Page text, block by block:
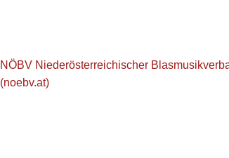
NÖBV Niederösterreichischer
(noebv.at)